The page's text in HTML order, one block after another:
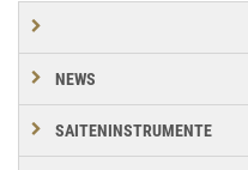
NEWS
SAITENINSTRUMENTE